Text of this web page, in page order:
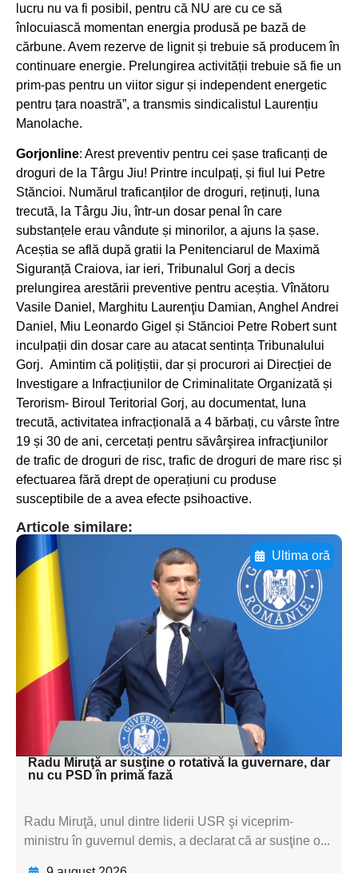
lucru nu va fi posibil, pentru că NU are cu ce să
înlocuiască momentan energia produsă pe bază de
cărbune. Avem rezerve de lignit și trebuie să producem în
continuare energie. Prelungirea activității trebuie să fie un
prim-pas pentru un viitor sigur și independent energetic
pentru țara noastră”, a transmis sindicalistul Laurențiu
Manolache.
Gorjonline: Arest preventiv pentru cei șase traficanți de
droguri de la Târgu Jiu! Printre inculpați, și fiul lui Petre
Stăncioi. Numărul traficanților de droguri, reținuți, luna
trecută, la Târgu Jiu, într-un dosar penal în care
substanțele erau vândute și minorilor, a ajuns la șase.
Aceștia se află după gratii la Penitenciarul de Maximă
Siguranță Craiova, iar ieri, Tribunalul Gorj a decis
prelungirea arestării preventive pentru aceștia. Vînătoru
Vasile Daniel, Marghitu Laurenţiu Damian, Anghel Andrei
Daniel, Miu Leonardo Gigel și Stăncioi Petre Robert sunt
inculpații din dosar care au atacat sentința Tribunalului
Gorj. Amintim că polițiștii, dar și procurori ai Direcției de
Investigare a Infracțiunilor de Criminalitate Organizată și
Terorism- Biroul Teritorial Gorj, au documentat, luna
trecută, activitatea infracțională a 4 bărbați, cu vârste între
19 și 30 de ani, cercetați pentru săvârşirea infracţiunilor
de trafic de droguri de risc, trafic de droguri de mare risc și
efectuarea fără drept de operațiuni cu produse
susceptibile de a avea efecte psihoactive.
Articole similare:
Ultima oră
Adaugă aici textul pentru
subtitluAdaugă aici
textul pentru
subtitluAdaugă aici
textul pentru
subtitluAdaugă aici
textul pentru subti
Radu Miruţă ar susţine o rotativă la guvernare, dar
nu cu PSD în primă fază
Radu Miruţă, unul dintre liderii USR şi viceprim-
ministru în guvernul demis, a declarat că ar susţine o...